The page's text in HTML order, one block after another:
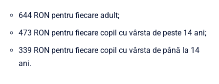
644 RON pentru fiecare adult;
473 RON pentru fiecare copil cu vârsta de peste 14 ani;
339 RON pentru fiecare copil cu vârsta de până la 14
ani.